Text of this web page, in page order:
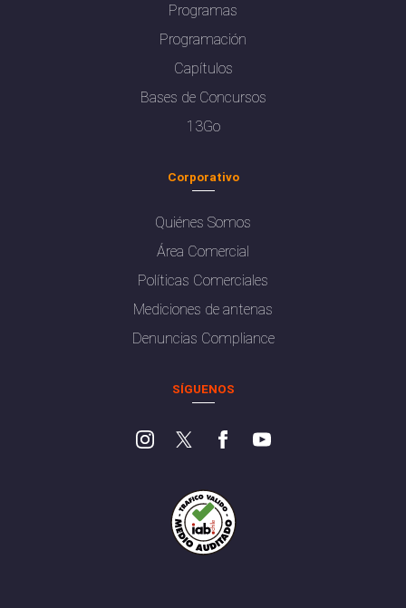
Programas
Programación
Capítulos
Bases de Concursos
13Go
Corporativo
Quiénes Somos
Área Comercial
Políticas Comerciales
Mediciones de antenas
Denuncias Compliance
SÍGUENOS